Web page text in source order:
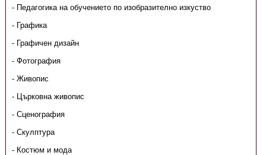
- Педагогика на обучението по изобразително изкуство
- Графика
- Графичен дизайн
- Фотография
- Живопис
- Църковна живопис
- Сценография
- Скулптура
- Костюм и мода